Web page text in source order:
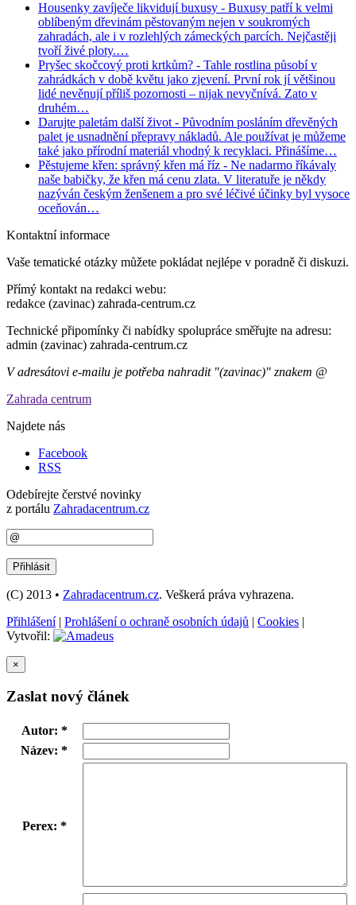
Housenky zavíječe likvidují buxusy - Buxusy patří k velmi
oblíbeným dřevinám pěstovaným nejen v soukromých
zahradách, ale i v rozlehlých zámeckých parcích. Nejčastěji
tvoří živé ploty.…
Pryšec skočcový proti krtkům? - Tahle rostlina působí v
zahrádkách v době květu jako zjevení. První rok jí většinou
lidé nevěnují příliš pozornosti – nijak nevyčnívá. Zato v
druhém…
Darujte paletám další život- Původním posláním dřevěných
palet je usnadnění přepravy nákladů. Ale používat je můžeme
také jako přírodní materiál vhodný k recyklaci. Přinášíme…
Pěstujeme křen: správný křen má říz - Ne nadarmo říkávaly
naše babičky, že křen má cenu zlata. V literatuře je někdy
nazýván českým ženšenem a pro své léčivé účinky byl vysoce
oceňován…
Kontaktní informace
Vaše tematické otázky můžete pokládat nejlépe v poradně či diskuzi.
Přímý kontakt na redakci webu:
redakce (zavinac) zahrada-centrum.cz
Technické připomínky či nabídky spolupráce směřujte na adresu:
admin (zavinac) zahrada-centrum.cz
V adresátovi e-mailu je potřeba nahradit "(zavinac)" znakem @
Zahrada centrum
Najdete nás
Facebook
RSS
Odebírejte čerstvé novinky
z portálu Zahradacentrum.cz
(C) 2013 • Zahradacentrum.cz. Veškerá práva vyhrazena.
Přihlášení| Prohlášení o ochraně osobních údajů | Cookies |
Vytvořil:
×
Zaslat nový článek
Autor: *
Název: *
Perex: *